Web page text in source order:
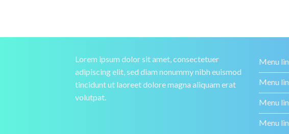
Lorem ipsum dolor sit amet, consectetuer
adipiscing elit, sed diam nonummy nibh euismod
tincidunt ut laoreet dolore magna aliquam erat
volutpat.
Menu
Menu
Menu
Menu